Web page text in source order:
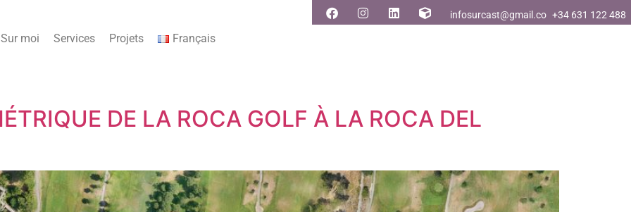
Sur moi Services Projets Français
infosurcast@gmail.com+34 631 122 488
DE LA ROCA GOLF À LA ROCA DEL